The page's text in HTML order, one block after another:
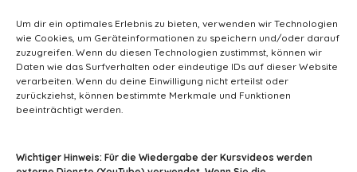
Um dir ein optimales Erlebnis zu bieten, verwenden wir Technologien
wie Cookies, um Geräteinformationen zu speichern und/oder darauf
zuzugreifen. Wenn du diesen Technologien zustimmst, können wir
Daten wie das Surfverhalten oder eindeutige IDs auf dieser Website
verarbeiten. Wenn du deine Einwilligung nicht erteilst oder
zurückziehst, können bestimmte Merkmale und Funktionen
beeinträchtigt werden.
Wichtiger Hinweis: Für die Wiedergabe der Kursvideos werden
info@tiermedizin-wissen.de